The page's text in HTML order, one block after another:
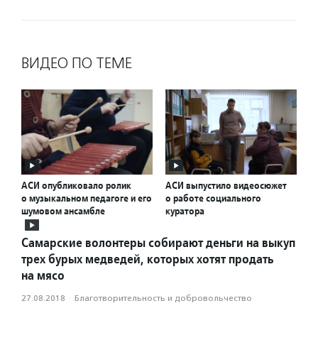
ВИДЕО ПО ТЕМЕ
АСИ опубликовало ролик
о музыкальном педагоге и его
шумовом ансамбле
АСИ выпустило видеосюжет
о работе социального
куратора
Самарские волонтеры собирают деньги на выкуп
трех бурых медведей, которых хотят продать
на мясо
27.08.2018 · Благотвори­тель­ность и доброволь­чест­во